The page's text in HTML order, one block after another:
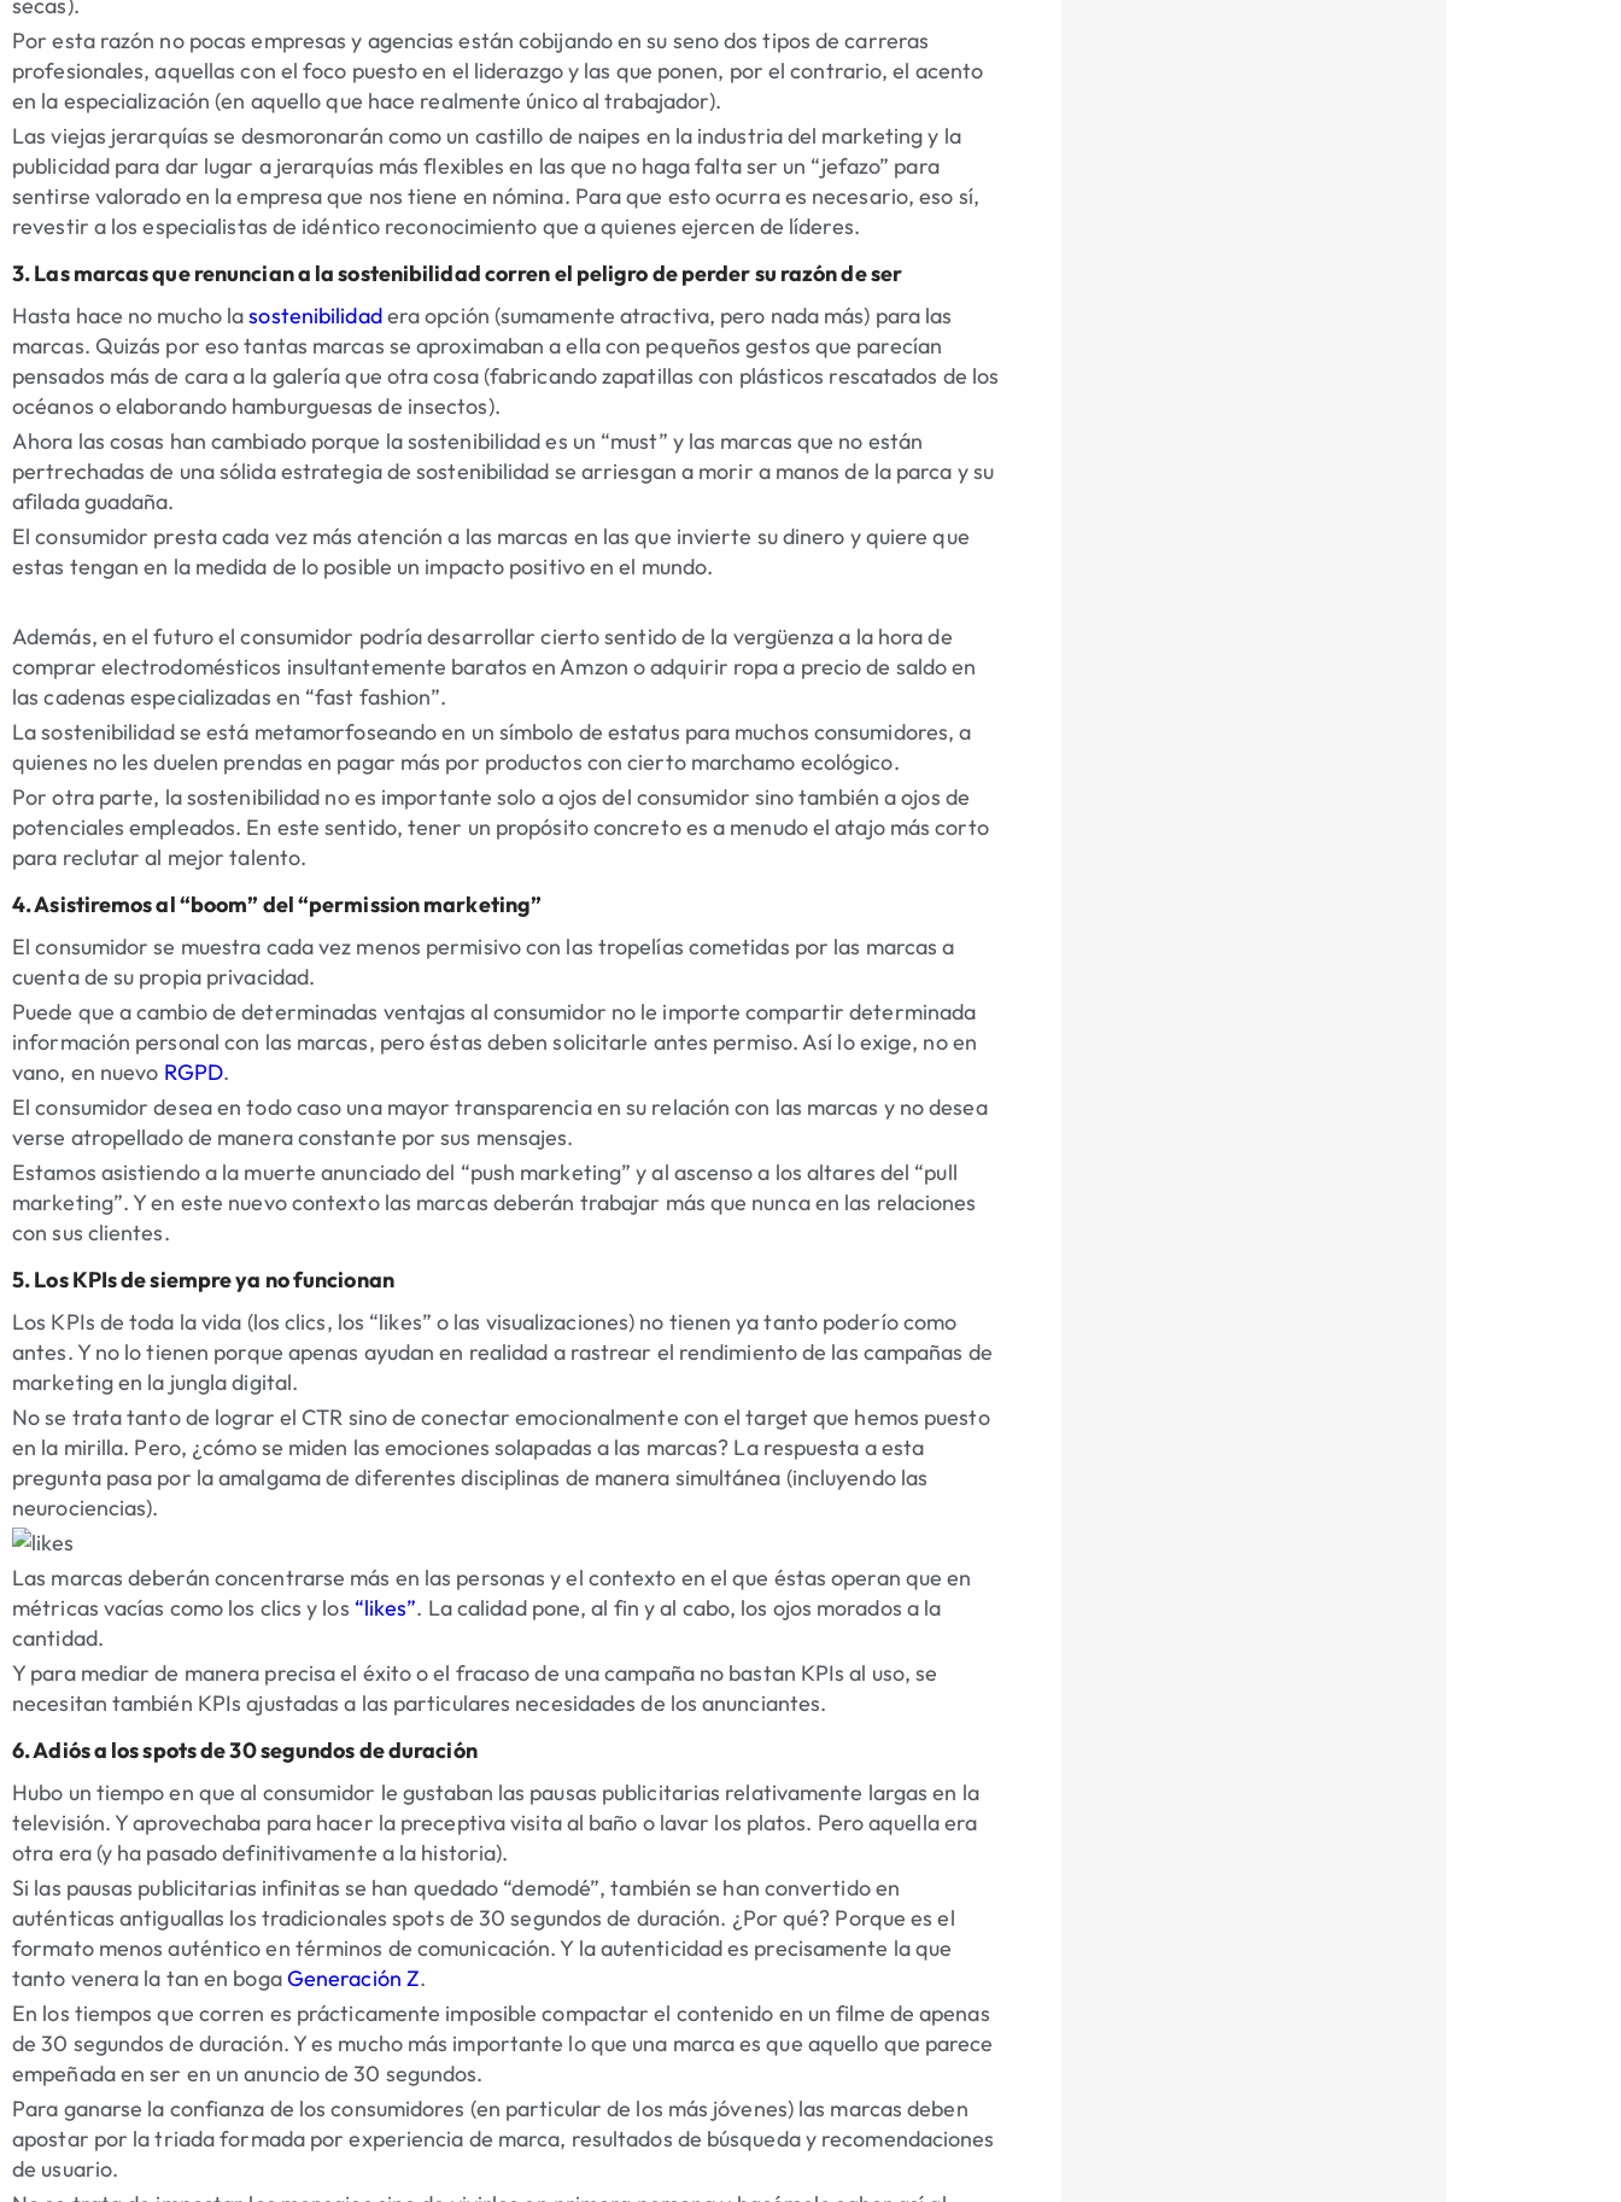
Por esta razón no pocas empresas y agencias están cobijando en su seno dos tipos de carreras
profesionales, aquellas con el foco puesto en el liderazgo y las que ponen, por el contrario, el acento
en la especialización (en aquello que hace realmente único al trabajador).
Las viejas jerarquías se desmoronarán como un castillo de naipes en la industria del marketing y la
publicidad para dar lugar a jerarquías más flexibles en las que no haga falta ser un “jefazo” para
sentirse valorado en la empresa que nos tiene en nómina. Para que esto ocurra es necesario, eso sí,
revestir a los especialistas de idéntico reconocimiento que a quienes ejercen de líderes.
3. Las marcas que renuncian a la sostenibilidad corren el peligro de perder su razón de ser
Hasta hace no mucho lasostenibilidadera opción (sumamente atractiva, pero nada más) para las
marcas. Quizás por eso tantas marcas se aproximaban a ella con pequeños gestos que parecían
pensados más de cara a la galería que otra cosa (fabricando zapatillas con plásticos rescatados de los
océanos o elaborando hamburguesas de insectos).
Ahora las cosas han cambiado porque la sostenibilidad es un “must” y las marcas que no están
pertrechadas de una sólida estrategia de sostenibilidad se arriesgan a morir a manos de la parca y su
afilada guadaña.
El consumidor presta cada vez más atención a las marcas en las que invierte su dinero y quiere que
estas tengan en la medida de lo posible un impacto positivo en el mundo.
Además, en el futuro el consumidor podría desarrollar cierto sentido de la vergüenza a la hora de
comprar electrodomésticos insultantemente baratos en Amzon o adquirir ropa a precio de saldo en
las cadenas especializadas en “fast fashion”.
La sostenibilidad se está metamorfoseando en un símbolo de estatus para muchos consumidores, a
quienes no les duelen prendas en pagar más por productos con cierto marchamo ecológico.
Por otra parte, la sostenibilidad no es importante solo a ojos del consumidor sino también a ojos de
potenciales empleados. En este sentido, tener un propósito concreto es a menudo el atajo más corto
para reclutar al mejor talento.
4. Asistiremos al “boom” del “permission marketing”
El consumidor se muestra cada vez menos permisivo con las tropelías cometidas por las marcas a
cuenta de su propia privacidad.
Puede que a cambio de determinadas ventajas al consumidor no le importe compartir determinada
información personal con las marcas, pero éstas deben solicitarle antes permiso. Así lo exige, no en
vano, en nuevo RGPD.
El consumidor desea en todo caso una mayor transparencia en su relación con las marcas y no desea
verse atropellado de manera constante por sus mensajes.
Estamos asistiendo a la muerte anunciado del “push marketing” y al ascenso a los altares del “pull
marketing”. Y en este nuevo contexto las marcas deberán trabajar más que nunca en las relaciones
con sus clientes.
5. Los KPIs de siempre ya no funcionan
Los KPIs de toda la vida (los clics, los “likes” o las visualizaciones) no tienen ya tanto poderío como
antes. Y no lo tienen porque apenas ayudan en realidad a rastrear el rendimiento de las campañas de
marketing en la jungla digital.
No se trata tanto de lograr el CTR sino de conectar emocionalmente con el target que hemos puesto
en la mirilla. Pero, ¿cómo se miden las emociones solapadas a las marcas? La respuesta a esta
pregunta pasa por la amalgama de diferentes disciplinas de manera simultánea (incluyendo las
neurociencias).
Las marcas deberán concentrarse más en las personas y el contexto en el que éstas operan que en
métricas vacías como los clics y los “likes”. La calidad pone, al fin y al cabo, los ojos morados a la
cantidad.
Y para mediar de manera precisa el éxito o el fracaso de una campaña no bastan KPIs al uso, se
necesitan también KPIs ajustadas a las particulares necesidades de los anunciantes.
6. Adiós a los spots de 30 segundos de duración
Hubo un tiempo en que al consumidor le gustaban las pausas publicitarias relativamente largas en la
televisión. Y aprovechaba para hacer la preceptiva visita al baño o lavar los platos. Pero aquella era
otra era (y ha pasado definitivamente a la historia).
Si las pausas publicitarias infinitas se han quedado “demodé”, también se han convertido en
auténticas antiguallas los tradicionales spots de 30 segundos de duración. ¿Por qué? Porque es el
formato menos auténtico en términos de comunicación. Y la autenticidad es precisamente la que
tanto venera la tan en bogaGeneración Z.
En los tiempos que corren es prácticamente imposible compactar el contenido en un filme de apenas
de 30 segundos de duración. Y es mucho más importante lo que una marca es que aquello que parece
empeñada en ser en un anuncio de 30 segundos.
Para ganarse la confianza de los consumidores (en particular de los más jóvenes) las marcas deben
apostar por la triada formada por experiencia de marca, resultados de búsqueda y recomendaciones
de usuario.